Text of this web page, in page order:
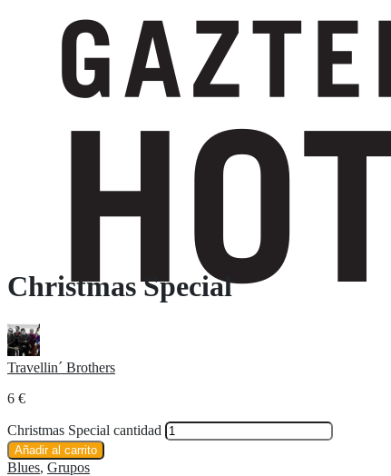
Christmas Special
Travellin´ Brothers
6 €
Christmas Special cantidad
Añadir al carrito
Blues, Grupos